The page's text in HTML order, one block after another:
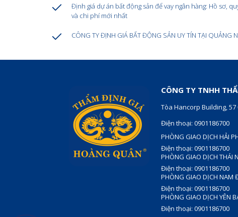
Định giá dự án bất động sản để vay ngân hàng: Hồ sơ,
và chi phí mới nhất
CÔNG TY ĐỊNH GIÁ BẤT ĐỘNG SẢN UY TÍN TẠI QUẢNG
CÔNG TY TNHH
Tòa Hancorp Building, 57
Điện thoại: 0901186700
PHÒNG GIAO DỊCH HẢI
Điện thoại: 0901186700
PHÒNG GIAO DỊCH THÁI
Điện thoại: 0901186700
PHÒNG GIAO DỊCH NAM
Điện thoại: 0901186700
PHÒNG GIAO DỊCH YÊN
Điện thoại: 0901186700